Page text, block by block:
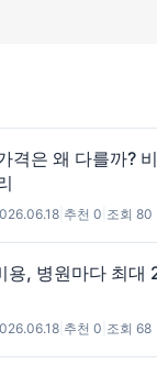
격은 왜 다를까?
추천 0 조회 80
용, 병원마다 최대
추천 0 조회 68